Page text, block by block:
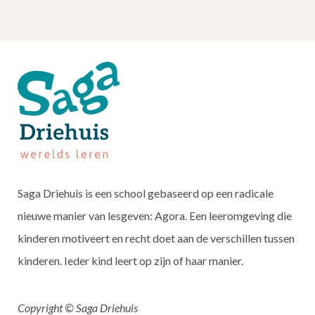
Saga Driehuis is een school gebaseerd op een radicale
nieuwe manier van lesgeven: Agora. Een leeromgeving die
kinderen motiveert en recht doet aan de verschillen tussen
kinderen. Ieder kind leert op zijn of haar manier.
Copyright © Saga Driehuis